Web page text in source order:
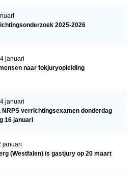
2025-2026
januari
naar fokjuryopleiding
januari
NRPS verrichtingsexamen donderdag
16 januari
januari
(Westfalen) is gastjury op 20 maart